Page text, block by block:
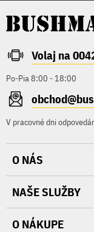
Volaj na
Po-Pia 8:00 - 18:00
V pracovné dni
O NÁS
NAŠE SLUŽBY
O NÁKUPE